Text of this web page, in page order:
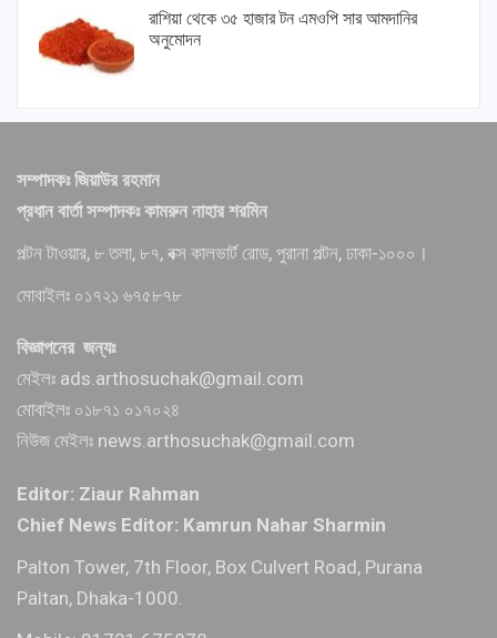
রাশিয়া থেকে ৩৫ হাজার টন এমওপি সার আমদানির
অনুমোদন
সম্পাদকঃ জিয়াউর রহমান
প্রধান বার্তা সম্পাদকঃ কামরুন নাহার শরমিন
পল্টন টাওয়ার, ৮ তলা, ৮৭, বক্স কালভার্ট রোড, পুরানা পল্টন, ঢাকা-১০০০।
মোবাইলঃ ০১৭২১ ৬৭৫৮৭৮
বিজ্ঞাপনের জন্যঃ
মেইলঃ ads.arthosuchak@gmail.com
মোবাইলঃ ০১৮৭১ ০১৭০২৪
নিউজ মেইলঃ news.arthosuchak@gmail.com
Editor: Ziaur Rahman
Chief News Editor: Kamrun Nahar Sharmin
Palton Tower, 7th Floor, Box Culvert Road, Purana
Paltan, Dhaka-1000.